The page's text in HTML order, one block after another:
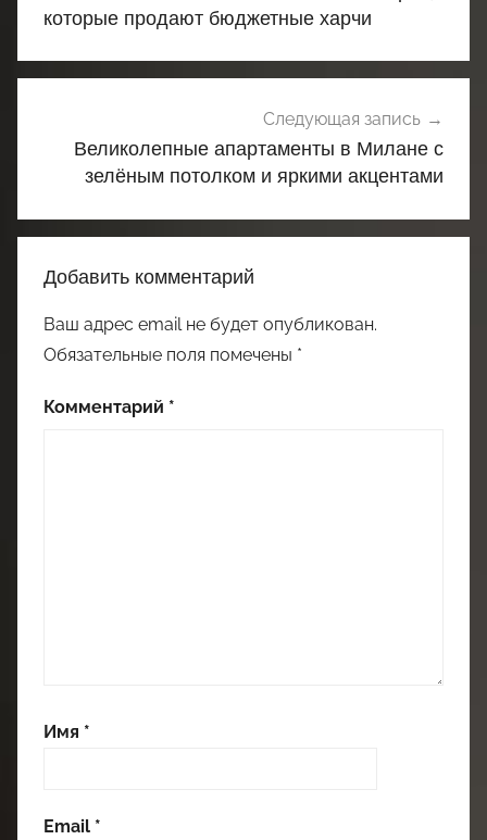
записям
которые продают бюджетные харчи
Следующая запись
Великолепные апартаменты в Милане с
зелёным потолком и яркими акцентами
Добавить комментарий
Ваш адрес email не будет опубликован.
Обязательные поля помечены *
Комментарий *
Имя *
Email *